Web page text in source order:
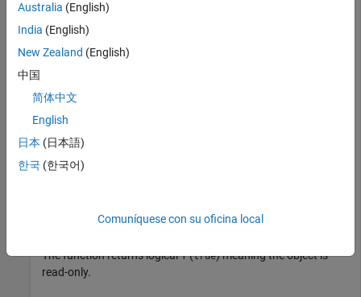
res =
read-only MyClass with properties:
  val2: 2
Verify that the object is read-only:
clibIsReadOnly(res)
The function returns logical 1 (true) meaning the object is
read-only.
Australia (English)
India (English)
New Zealand (English)
中国
简体中文
English
日本 (日本語)
한국 (한국어)
Comuníquese con su oficina local